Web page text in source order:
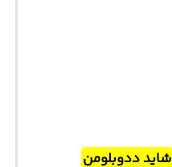
شاید ددوبلومن